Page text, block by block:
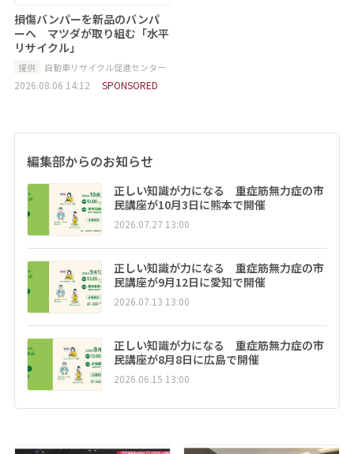
損傷バンパーを新品のバンパ
ーへ マツダが取り組む「水平
リサイクル」
提供 自動車リサイクル促進センター
2026.08.06 14:12 SPONSORED
編集部からのお知らせ
正しい知識が力になる 重症筋無力症の市
民講座が10月3日に熊本で開催
2026.07.27 13:00
正しい知識が力になる 重症筋無力症の市
民講座が9月12日に愛知で開催
2026.07.13 13:00
正しい知識が力になる 重症筋無力症の市
民講座が8月8日に広島で開催
2026.06.15 13:00